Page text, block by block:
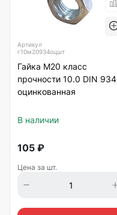
Артикул
г10м20934оцшт
Гайка М20 класс
прочности 10.0 DIN 934
оцинкованная
В наличии
105 ₽
Цена за шт.